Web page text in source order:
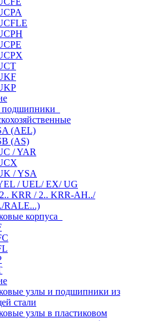
подшипники
(AEL)
(AS)
/ YAR
/ YSA
/ UEL/ EX/ UG
KRR / 2.. KRR-AH../
RALE...)
корпуса
узлы и подшипники из
стали
узлы в пластиковом